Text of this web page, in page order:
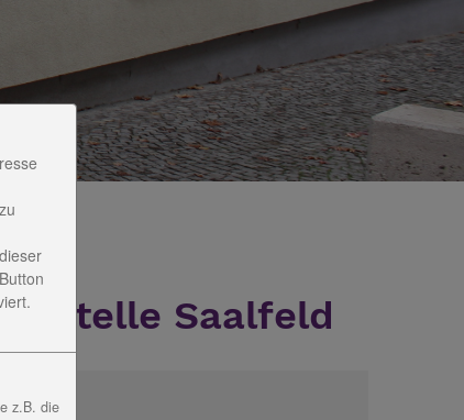
Saalfeld
z.B. die